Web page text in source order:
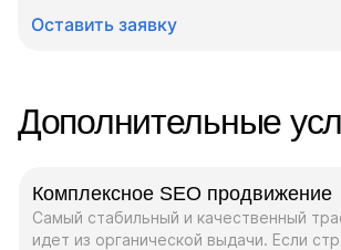
Оставить заявку
Дополнительные
Комплексное SEO продвижение
Самый стабильный и качественный
идет из органической выдачи. Если